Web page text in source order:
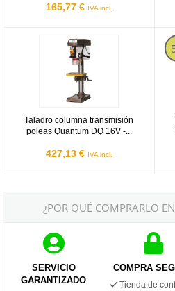
165,77 € IVA incl.
Taladro columna transmisión
poleas Quantum DQ 16V -...
427,13 € IVA incl.
¿POR QUÉ COMPRARLO
SERVICIO
GARANTIZADO
COMPRA
Tienda de